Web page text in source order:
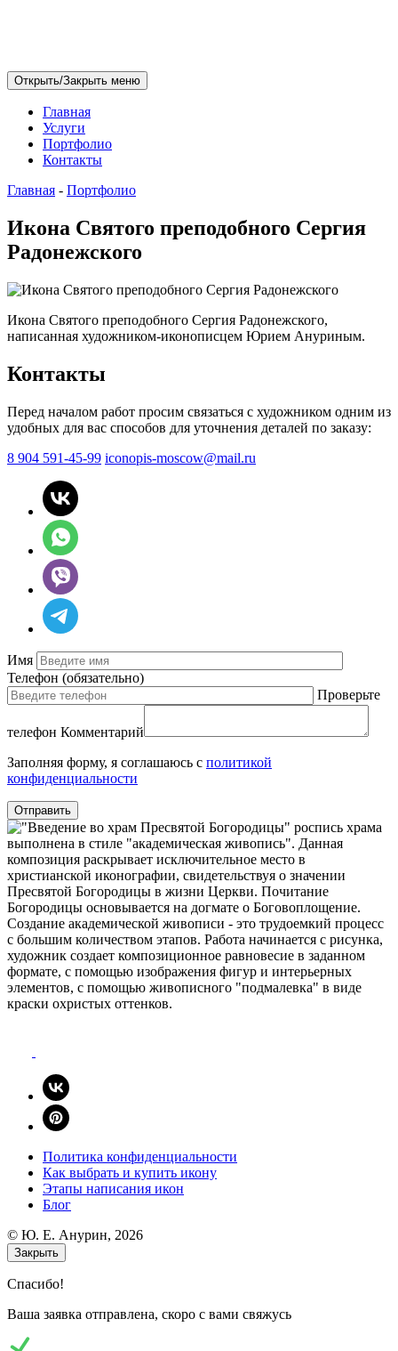
Открыть/Закрыть меню
Главная
Услуги
Портфолио
Контакты
Главная - Портфолио
Икона Святого преподобного Сергия
Радонежского
Икона Святого преподобного Сергия Радонежского,
написанная художником-иконописцем Юрием Ануриным.
Контакты
Перед началом работ просим связаться с художником одним из
удобных для вас способов для уточнения деталей по заказу:
8 904 591-45-99 iconopis-moscow@mail.ru
Имя
Телефон (обязательно)
Проверьте
телефон Комментарий
Заполняя форму, я соглашаюсь с политикой
конфиденциальности
Политика конфиденциальности
Как выбрать и купить икону
Этапы написания икон
Блог
© Ю. E. Анурин, 2026
Закрыть
Спасибо!
Ваша заявка отправлена, скоро с вами свяжусь